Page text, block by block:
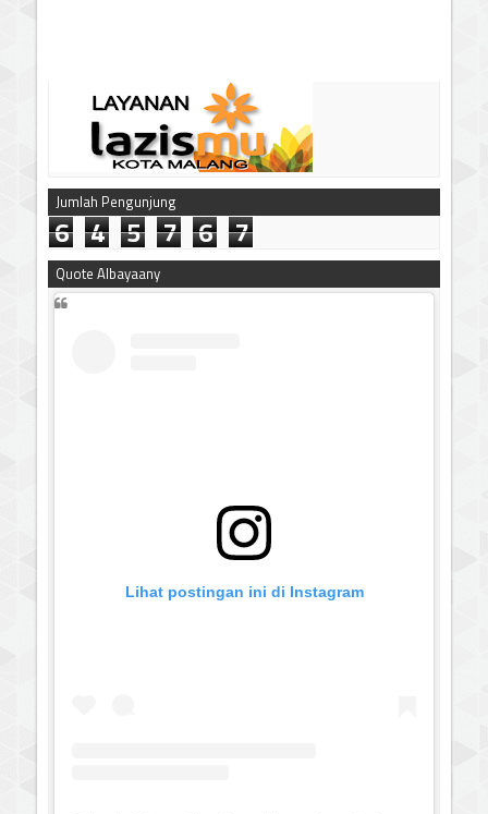
Jumlah Pengunjung
6 4 5 7 6 7
Quote Albayaany
Lihat postingan ini di Instagram